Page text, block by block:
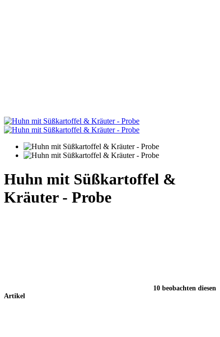
Huhn mit Süßkartoffel &
Kräuter - Probe
10 beobachten diesen
Artikel